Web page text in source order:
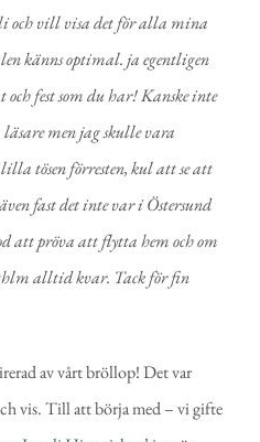
och vill visa det för alla mina
känns optimal. ja egentligen
fest som du har! Kanske inte
men jag skulle vara
tösen förresten, kul att se att
fast det inte var i Östersund
att pröva att flytta hem och om
alltid kvar. Tack för fin
av vårt bröllop! Det var
vis. Till att börja med – vi gifte